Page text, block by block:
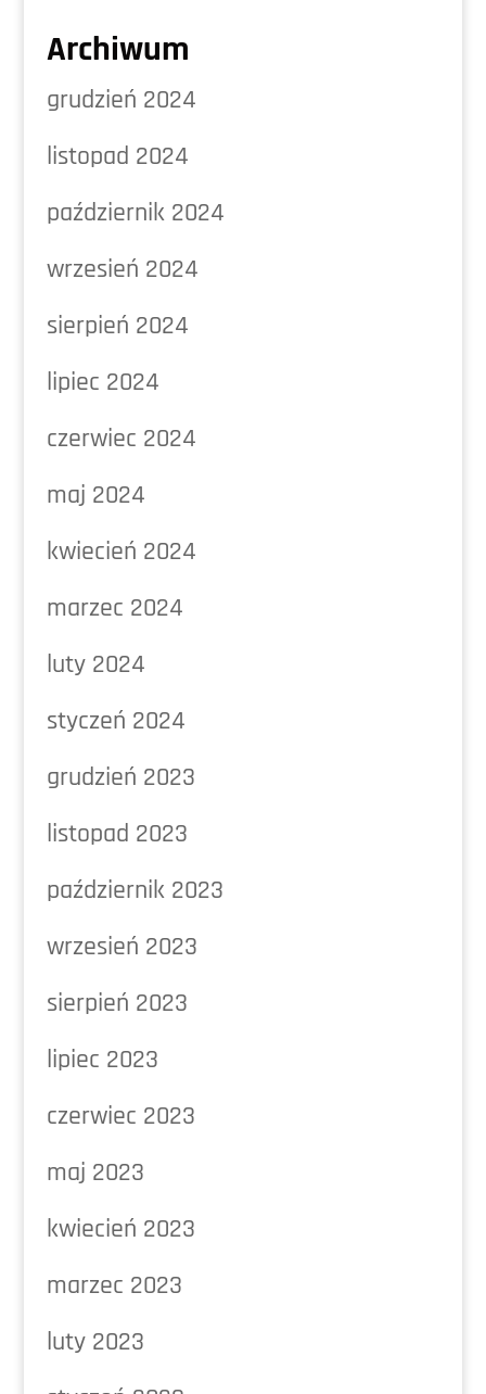
Archiwum
grudzień 2024
listopad 2024
październik 2024
wrzesień 2024
sierpień 2024
lipiec 2024
czerwiec 2024
maj 2024
kwiecień 2024
marzec 2024
luty 2024
styczeń 2024
grudzień 2023
listopad 2023
październik 2023
wrzesień 2023
sierpień 2023
lipiec 2023
czerwiec 2023
maj 2023
kwiecień 2023
marzec 2023
luty 2023